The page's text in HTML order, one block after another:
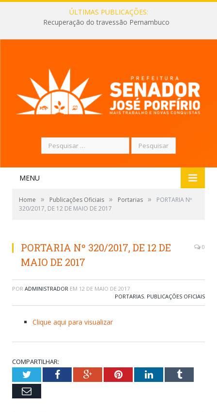
ÚLTIMAS PUBLICAÇÕES:
Recuperação do travessão Pernambuco
Pesquisar
por:
MENU
Home » Publicações Oficiais » Portarias »
PORTARIA Nº
320/2017, DE 12 DE MAIO DE 2017
PORTARIA Nº 320/2017, DE 12 DE
MAIO DE 2017
0
POR ADMINISTRADOR EM 12 DE MAIO DE 2017
PORTARIAS, PUBLICAÇÕES OFICIAIS
Clique aqui para visualizar
COMPARTILHAR:
TwitterFacebookGoogle+PinterestLinkedInTumblr
Email